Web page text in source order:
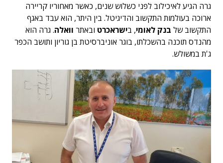
גרה הגיע לאיכילוב לפני כשלוש שנים, כאשר מאחוריו קריירה
ארוכה בעולמות התקשוב והדיגיטל. בין היתר, הוא עבד באגף
התקשוב של בנק לאומי, בישראכרט ובאתר וואלה. גרה הוא
מהנדס תוכנה בהשכלתו, בוגר אוניברסיטת בן גוריון ותושב הכפר
ג'ת במשולש.